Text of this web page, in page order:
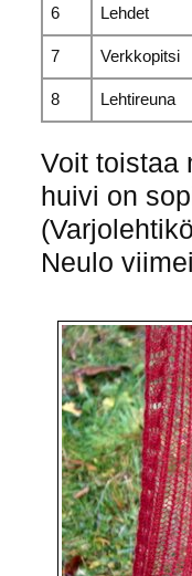
6 Lehdet
7 Verkkopitsi
8 Lehtireuna
Voit toistaa
huivi on
Neulo